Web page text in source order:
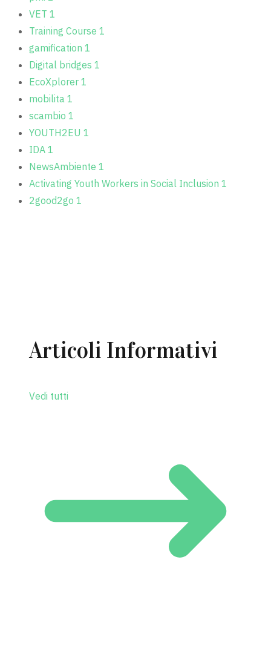
VET 1
Training Course 1
gamification 1
Digital bridges 1
EcoXplorer 1
mobilita 1
scambio 1
YOUTH2EU 1
IDA 1
NewsAmbiente 1
Activating Youth Workers in Social Inclusion 1
2good2go 1
Articoli Informativi
Vedi tutti